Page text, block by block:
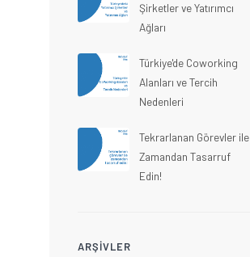
Şirketler ve Yatırımcı
Ağları
Türkiye'de Coworking
Alanları ve Tercih
Nedenleri
Tekrarlanan Görevler ile
Zamandan Tasarruf
Edin!
ARŞIVLER